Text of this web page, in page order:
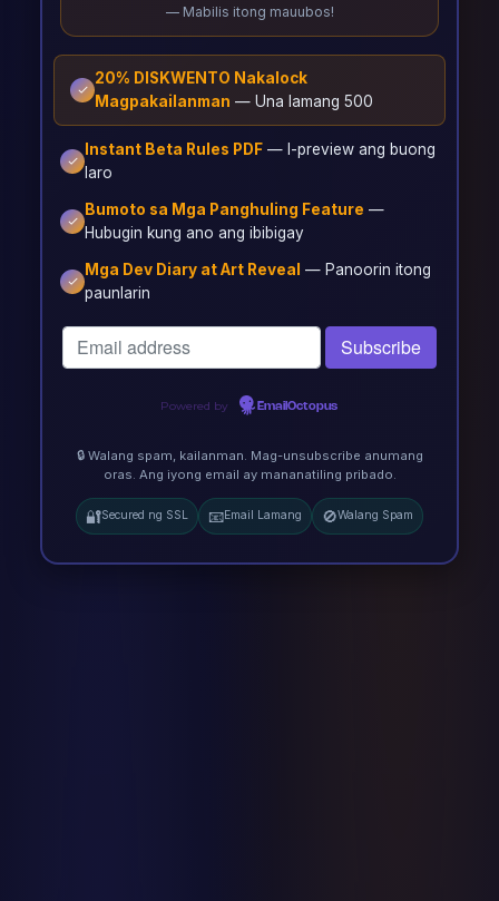
— Mabilis itong mauubos!
20% DISKWENTO Nakalock
Magpakailanman — Una lamang 500
Instant Beta Rules PDF — I-preview ang buong
laro
Bumoto sa Mga Panghuling Feature —
Hubugin kung ano ang ibibigay
Mga Dev Diary at Art Reveal — Panoorin itong
paunlarin
Powered by EmailOctopus
🔒 Walang spam, kailanman. Mag-unsubscribe anumang
oras. Ang iyong email ay mananatiling pribado.
🔐Secured ng SSL 📧Email Lamang 🚫Walang Spam